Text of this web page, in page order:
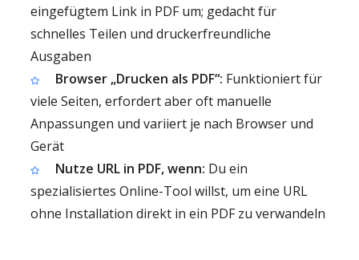
eingefügtem Link in PDF um; gedacht für
schnelles Teilen und druckerfreundliche
Ausgaben
Browser „Drucken als PDF“: Funktioniert für
viele Seiten, erfordert aber oft manuelle
Anpassungen und variiert je nach Browser und
Gerät
Nutze URL in PDF, wenn: Du ein
spezialisiertes Online-Tool willst, um eine URL
ohne Installation direkt in ein PDF zu verwandeln